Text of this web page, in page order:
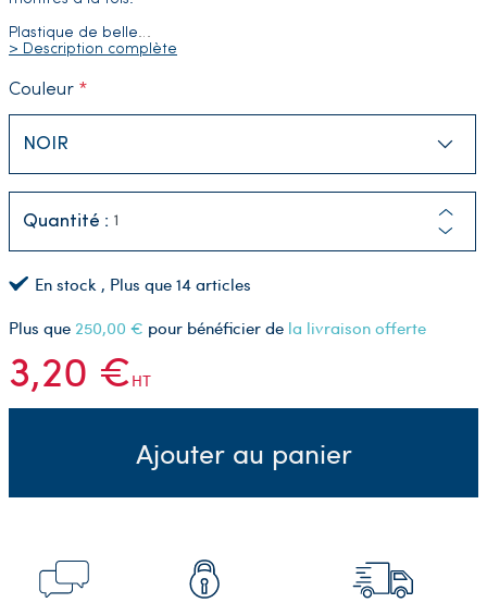
Plastique de belle…
> Description complète
Couleur
Quantité :
En stock , Plus que 14 articles
Plus que 250,00 € pour bénéficier de la livraison offerte
3,20 €HT
Ajouter au panier